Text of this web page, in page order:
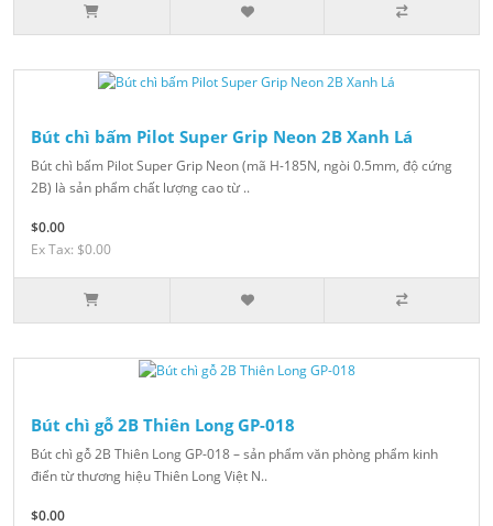
Bút chì bấm Pilot Super Grip Neon 2B Xanh Lá
Bút chì bấm Pilot Super Grip Neon (mã H-185N, ngòi 0.5mm, độ cứng
2B) là sản phẩm chất lượng cao từ ..
$0.00
Ex Tax: $0.00
Bút chì gỗ 2B Thiên Long GP-018
Bút chì gỗ 2B Thiên Long GP-018 – sản phẩm văn phòng phẩm kinh
điển từ thương hiệu Thiên Long Việt N..
$0.00